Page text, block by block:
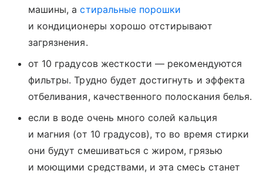
машины, астиральные порошки
и кондиционеры хорошо отстирывают
загрязнения.
от 10 градусов жесткости — рекомендуются
фильтры. Трудно будет достигнуть и эффекта
отбеливания, качественного полоскания белья.
если в воде очень много солей кальция
и магния (от 10 градусов), то во время стирки
они будут смешиваться с жиром, грязью
и моющими средствами, и эта смесь станет